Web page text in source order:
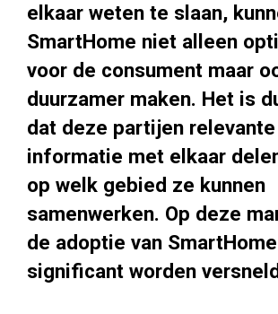
elkaar weten te slaan,
SmartHome niet alleen
voor de consument maar
duurzamer maken. Het is
dat deze partijen relevante
informatie met elkaar
op welk gebied ze kunnen
samenwerken. Op deze
de adoptie van SmartHome
significant worden